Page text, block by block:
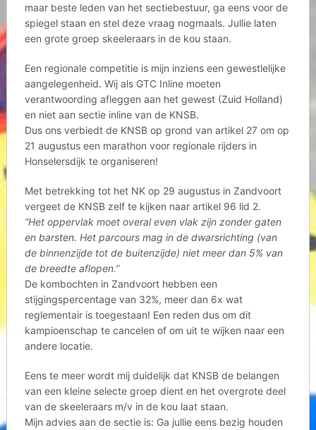
maar beste leden van het sectiebestuur, ga eens voor de
spiegel staan en stel deze vraag nogmaals. Jullie laten
een grote groep skeeleraars in de kou staan.
Een regionale competitie is mijn inziens een gewestlelijke
aangelegenheid. Wij als GTC Inline moeten
verantwoording afleggen aan het gewest (Zuid Holland)
en niet aan sectie inline van de KNSB.
Dus ons verbiedt de KNSB op grond van artikel 27 om op
21 augustus een marathon voor regionale rijders in
Honselersdijk te organiseren!
Met betrekking tot het NK op 29 augustus in Zandvoort
vergeet de KNSB zelf te kijken naar artikel 96 lid 2.
“Het oppervlak moet overal even vlak zijn zonder gaten
en barsten. Het parcours mag in de dwarsrichting (van
de binnenzijde tot de buitenzijde) niet meer dan 5% van
de breedte aflopen.”
De kombochten in Zandvoort hebben een
stijgingspercentage van 32%, meer dan 6x wat
reglementair is toegestaan! Een reden dus om dit
kampioenschap te cancelen of om uit te wijken naar een
andere locatie.
Eens te meer wordt mij duidelijk dat KNSB de belangen
van een kleine selecte groep dient en het overgrote deel
van de skeeleraars m/v in de kou laat staan.
Mijn advies aan de sectie is: Ga jullie eens bezig houden